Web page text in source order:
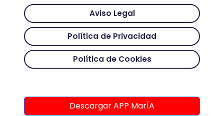
Aviso Legal
Política de Privacidad
Política de Cookies
Descargar APP MarÍA